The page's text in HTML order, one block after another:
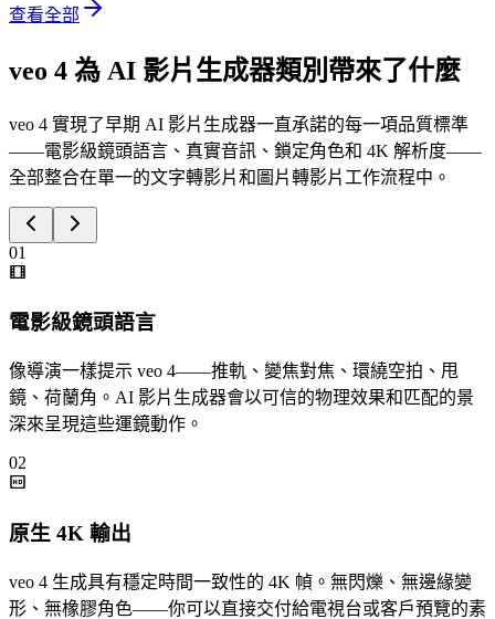
查看全部
veo 4 為 AI 影片生成器類別帶來了什麼
veo 4 實現了早期 AI 影片生成器一直承諾的每一項品質標準
——電影級鏡頭語言、真實音訊、鎖定角色和 4K 解析度——
全部整合在單一的文字轉影片和圖片轉影片工作流程中。
01
電影級鏡頭語言
像導演一樣提示 veo 4——推軌、變焦對焦、環繞空拍、甩
鏡、荷蘭角。AI 影片生成器會以可信的物理效果和匹配的景
深來呈現這些運鏡動作。
02
原生 4K 輸出
veo 4 生成具有穩定時間一致性的 4K 幀。無閃爍、無邊緣變
形、無橡膠角色——你可以直接交付給電視台或客戶預覽的素